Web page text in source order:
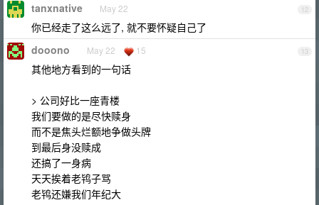
12
tanxnative May 22
你已经走了这么远了, 就不要怀疑自己了
13
dooono May 22 15
其他地方看到的一句话
> 公司好比一座青楼
我们要做的是尽快赎身
而不是焦头烂额地争做头牌
到最后身没赎成
还搞了一身病
天天挨着老鸨子骂
老鸨还嫌我们年纪大